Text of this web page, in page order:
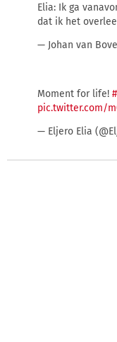
Elia: Ik ga
dat ik het
— Johan van
Moment for life!
pic.twitter.com/
— Eljero Elia